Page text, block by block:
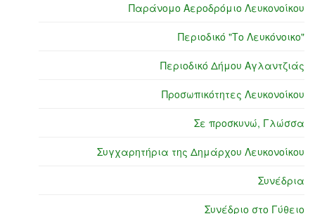
Παράνομο Αεροδρόμιο Λευκονοίκου
Περιοδικό "Το Λευκόνοικο"
Περιοδικό Δήμου Αγλαντζιάς
Προσωπικότητες Λευκονοίκου
Σε προσκυνώ, Γλώσσα
Συγχαρητήρια της Δημάρχου Λευκονοίκου
Συνέδρια
Συνέδριο στο Γύθειο